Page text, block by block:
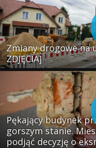
Zmiany drogowe na
ZDJĘCIA]
Pękający budynek
gorszym stanie.
podjąć decyzję o